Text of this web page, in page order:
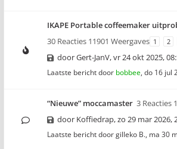
IKAPE Portable coffeemaker
30 Reacties 11901 Weergaves 1 2
doorGert-JanV,vr 24 okt 2025,
Laatste bericht door bobbee, do 16 jul
“Nieuwe” moccamaster 3 Reacties
door Koffiedrap,zo 29 mar 2026,
Laatste bericht doorgilleko B., ma 30